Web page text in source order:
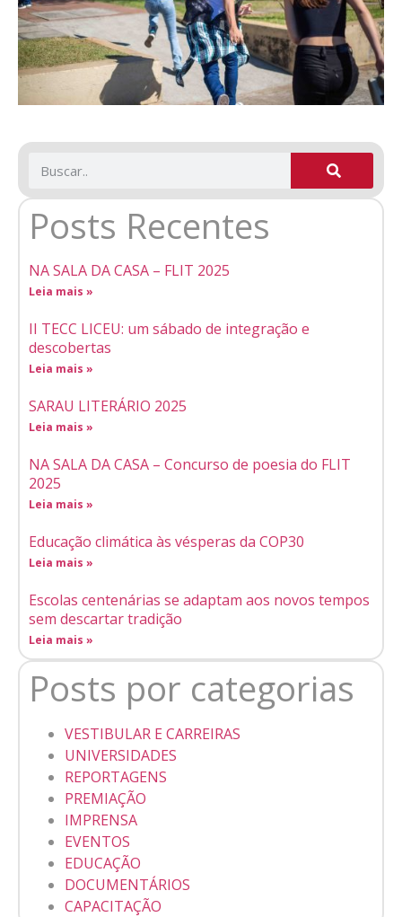
Posts Recentes
NA SALA DA CASA – FLIT 2025
Leia mais »
II TECC LICEU: um sábado de integração e
descobertas
Leia mais »
SARAU LITERÁRIO 2025
Leia mais »
NA SALA DA CASA – Concurso de poesia do FLIT
2025
Leia mais »
Educação climática às vésperas da COP30
Leia mais »
Escolas centenárias se adaptam aos novos tempos
sem descartar tradição
Leia mais »
Posts por categorias
VESTIBULAR E CARREIRAS
UNIVERSIDADES
REPORTAGENS
PREMIAÇÃO
IMPRENSA
EVENTOS
EDUCAÇÃO
DOCUMENTÁRIOS
CAPACITAÇÃO